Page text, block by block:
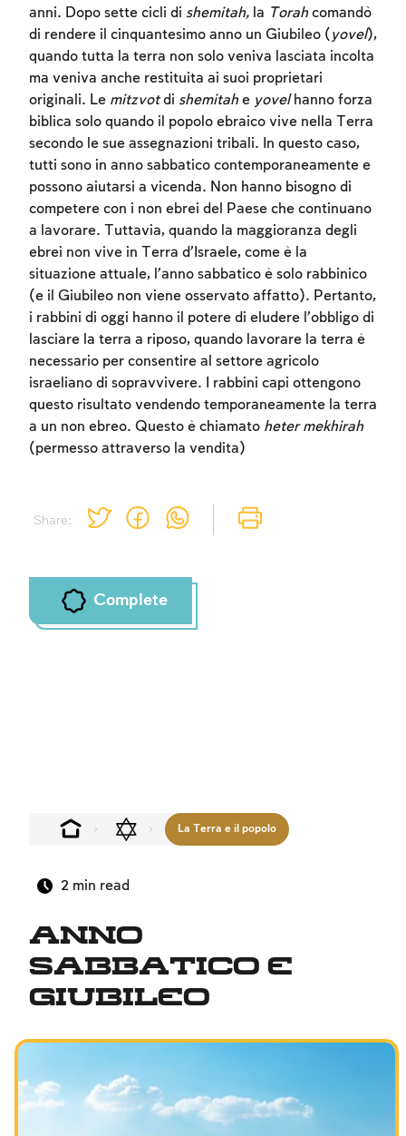
Account required
To mark concepts as learned, you'll need
to create an account or log in.
Sign up Login
Share:
anni. Dopo sette cicli di shemitah, la Torahcomandò
di rendere il cinquantesimo anno un Giubileo ( yovel),
quando tutta la terra non solo veniva lasciata incolta
ma veniva anche restituita ai suoi proprietari
originali. Le mitzvotdi shemitahe yovel hanno forza
biblica solo quando il popolo ebraico vive nella Terra
secondo le sue assegnazioni tribali. In questo caso,
tutti sono in anno sabbatico contemporaneamente e
possono aiutarsi a vicenda. Non hanno bisogno di
competere con i non ebrei del Paese che continuano
a lavorare. Tuttavia, quando la maggioranza degli
ebrei non vive in Terra d’Israele, come è la
situazione attuale, l’anno sabbatico è solo rabbinico
(e il Giubileo non viene osservato affatto). Pertanto,
i rabbini di oggi hanno il potere di eludere l’obbligo di
lasciare la terra a riposo, quando lavorare la terra è
necessario per consentire al settore agricolo
israeliano di sopravvivere. I rabbini capi ottengono
questo risultato vendendo temporaneamente la terra
a un non ebreo. Questo è chiamato heter mekhirah
(permesso attraverso la vendita)
Complete
Account required
To mark concepts as learned, you'll need
to create an account or log in.
Sign up Login
La Terra e il popolo
Anno
sabbatico e
Giubileo
2 min read
Account required
To mark concepts as learned, you'll need
to create an account or log in.
Sign up Login